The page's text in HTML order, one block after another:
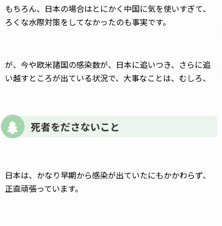
もちろん、日本の場合はとにかく中国に気を使いすぎて、
ろくな水際対策をしてなかったのも事実です。
が、今や欧米諸国の感染数が、日本に追いつき、さらに追
い越すところが出ている状況で、大事なことは、むしろ、
死者をださないこと
日本は、かなり早期から感染が出ていたにもかかわらず、
正直頑張っています。